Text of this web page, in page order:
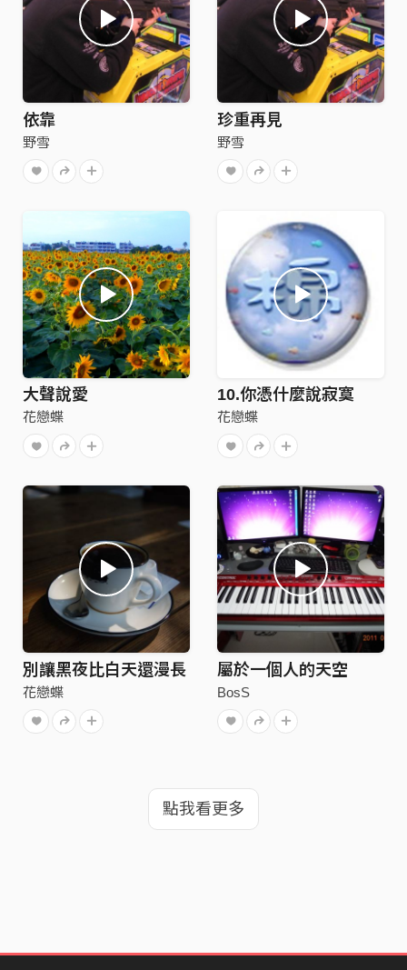
依靠
野雪
珍重再見
野雪
大聲說愛
花戀蝶
10.你憑什麼說寂寞
花戀蝶
別讓黑夜比白天還漫長
花戀蝶
屬於一個人的天空
BosS
點我看更多